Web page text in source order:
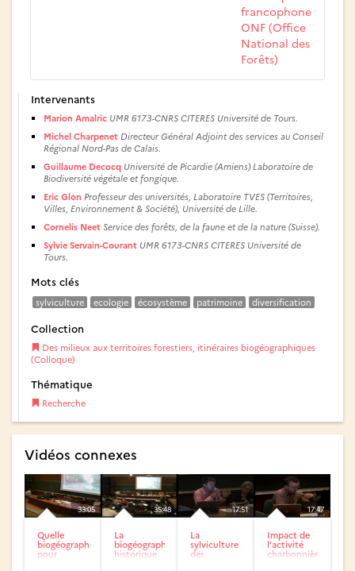
francophone
ONF (Office
National des
Forêts)
Intervenants
Marion Amalric UMR 6173-CNRS CITERES Université de Tours.
Michel Charpenet Directeur Général Adjoint des services au Conseil
Régional Nord-Pas de Calais.
Guillaume Decocq Université de Picardie (Amiens) Laboratoire de
Biodiversité végétale et fongique.
Eric Glon Professeur des universités, Laboratoire TVES (Territoires,
Villes, Environnement & Société), Université de Lille.
Cornelis Neet Service des forêts, de la faune et de la nature (Suisse).
Sylvie Servain-Courant UMR 6173-CNRS CITERES Université de
Tours.
Mots clés
sylviculture ecologie écosystème patrimoine diversification
Collection
Des milieux aux territoires forestiers, itinéraires biogéographiques
(Colloque)
Thématique
Recherche
Vidéos connexes
33:05
Quelle
biogéographie
pour
35:48
La
biogéographie
historique
17:51
La
sylviculture
des
17:47
Impact de
l’activité
charbonnière